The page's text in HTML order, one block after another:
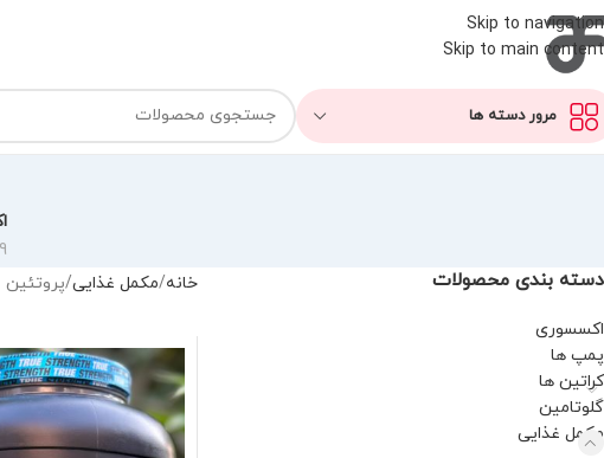
Skip to navigation
Skip to main content
مرور دسته ها
9 محصول
دسته بندی محصولات
اکسسوری
پمپ ها
کراتین ها
گلوتامین
مکمل غذایی
خانه مکمل غذایی پروتئین